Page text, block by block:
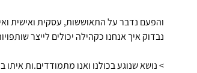
והפעם נדבר על התאוששות, עסקית ואישית
נבדוק איך אנחנו כקהילה יכולים לייצר
> נושא שנוגע בכולנו ואנו מתמודדים.ות איתו